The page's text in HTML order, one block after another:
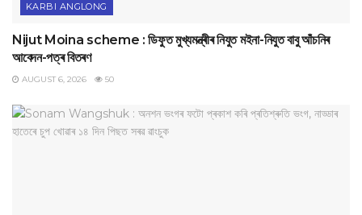
KARBI ANGLONG
Nijut Moina scheme : ডিফুত মুখ্যমন্ত্ৰীৰ নিযুত মইনা-নিযুত বাবু আঁচনিৰ
আবেদন-পত্ৰ বিতৰণ
AUGUST 6, 2026 50